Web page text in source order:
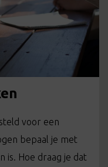
voor een
bepaal je met
is. Hoe draag je dat